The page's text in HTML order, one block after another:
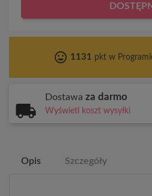
tag_faces 1131 pkt w
Dostawa za darmo
Wyświetl koszt wysyłki
Opis Szczegóły